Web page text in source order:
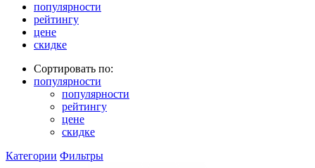
популярности
рейтингу
цене
скидке
Сортировать по:
популярности
популярности
рейтингу
цене
скидке
Категории Фильтры